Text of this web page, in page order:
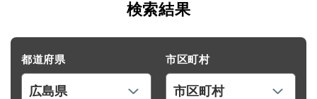
検索結果
都道府県 市区町村